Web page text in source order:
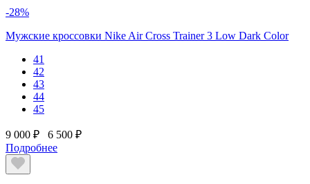
-28%
Мужские кроссовки Nike Air Cross Trainer 3 Low Dark Color
41
42
43
44
45
9 000 ₽
6 500 ₽
Подробнее